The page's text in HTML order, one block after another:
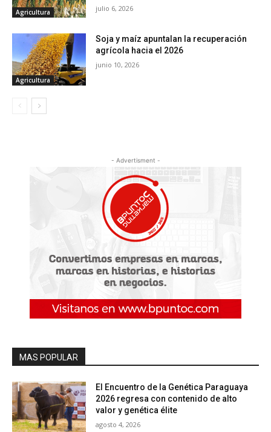
Agricultura julio 6, 2026
Agricultura
Soja y maíz apuntalan la recuperación
agrícola hacia el 2026
junio 10, 2026
- Advertisment -
MAS POPULAR
El Encuentro de la Genética Paraguaya
2026 regresa con contenido de alto
valor y genética élite
agosto 4, 2026